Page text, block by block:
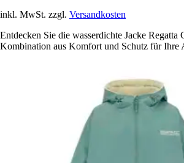
inkl. MwSt. zzgl. Versandkosten
Entdecken Sie die wasserdichte Jacke Regatta
Kombination aus Komfort und Schutz für Ihre